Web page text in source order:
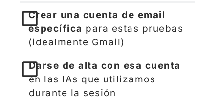
Crear una cuenta de email
específica para estas pruebas
(idealmente Gmail)
Darse de alta con esa cuenta
en las IAs que utilizamos
durante la sesión